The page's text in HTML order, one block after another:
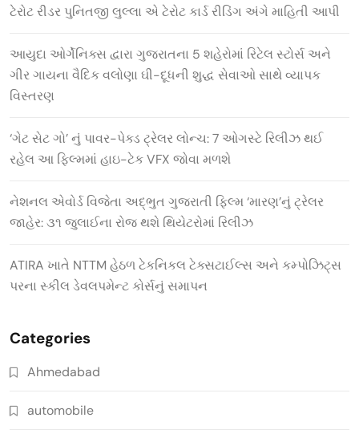
ટેરોટ રીડર પુનિતજી લુલ્લા એ ટેરોટ કાર્ડ રીડિંગ અંગે માહિતી આપી
આયુદા ઓર્ગેનિક્સ દ્વારા ગુજરાતના 5 શહેરોમાં રિટેલ સ્ટોર્સ અને
ગીર ગાયના વૈદિક વલોણા ઘી-દૂધની શુદ્ધ સેવાઓ સાથે વ્યાપક
વિસ્તરણ
‘ગેટ સેટ ગો’ નું પાવર-પેક્ડ ટ્રેલર લોન્ચ: 7 ઓગસ્ટે રિલીઝ થઈ
રહેલ આ ફિલ્મમાં હાઇ-ટેક VFX જોવા મળશે
નેશનલ એવોર્ડ વિજેતા અદ્ભુત ગુજરાતી ફિલ્મ ‘મારણ’નું ટ્રેલર
જાહેર: ૩૧ જુલાઈના રોજ થશે થિયેટરોમાં રિલીઝ
ATIRA ખાતે NTTM હેઠળ ટેકનિકલ ટેક્સટાઈલ્સ અને કમ્પોઝિટ્સ
પરના સ્કીલ ડેવલપમેન્ટ કોર્સનું સમાપન
Categories
Ahmedabad
automobile